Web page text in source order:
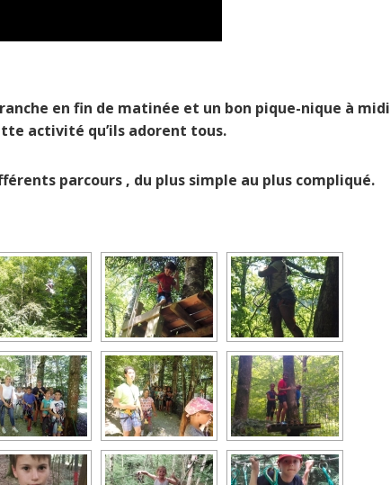
en fin de matinée et un bon pique-nique à midi
activité qu’ils adorent tous.
parcours , du plus simple au plus compliqué.